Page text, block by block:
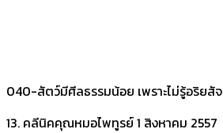
040-สัตว์มีศีลธรรมน้อย เพราะไม่รู้อริยสัจ
13. คลีนิคคุณหมอไพทูรย์1 สิงหาคม 2557